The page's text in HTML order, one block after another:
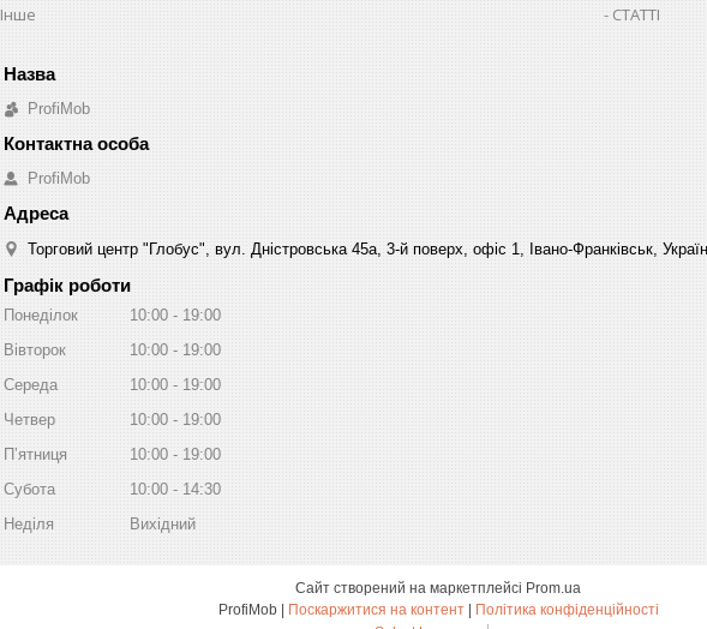
Інше
СТАТТІ
ProfiMob
ProfiMob
Торговий центр "Глобус", вул. Дністровська 45а, 3-й поверх, офіс 1, Івано-Франківськ,
Графік роботи
Понеділок 10:00
19:00
Вівторок
10:00
19:00
Середа
10:00
19:00
Четвер
10:00
19:00
Пʼятниця
10:00
19:00
Субота
10:00
14:30
Неділя
Вихідний
Сайт створений на маркетплейсі Prom.ua
Поскаржитися на контент
Політика конфіденційності